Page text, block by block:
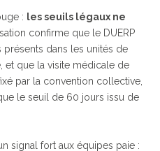
: les seuils légaux ne
confirme que le DUERP
dans les unités de
et que la visite médicale de
par la convention collective,
le seuil de 60 jours issu de
signal fort aux équipes paie :